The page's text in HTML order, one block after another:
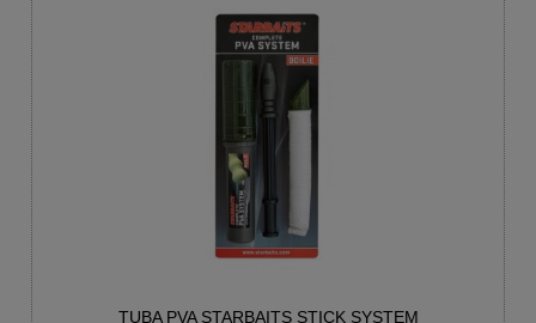
TUBA PVA STARBAITS STICK SYSTEM